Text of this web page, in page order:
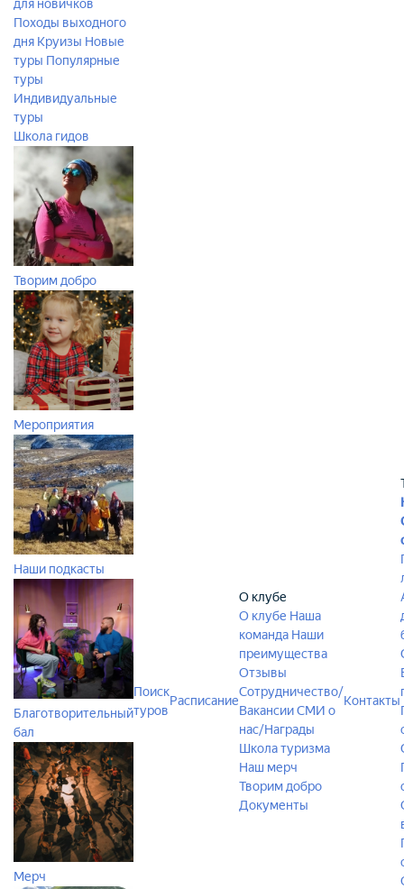
для новичков
Походы выходного
дня Круизы Новые
туры Популярные
туры
Индивидуальные
туры
Школа гидов
Творим добро
Мероприятия
Наши подкасты
Благотворительный
бал
Мерч
Поиск
туров
Расписание
О клубе
О клубе Наша
команда Наши
преимущества
Отзывы
Сотрудничество/
ВакансииСМИ о
нас/Награды
Школа туризма
Наш мерч
Творим добро
Документы
Контакты